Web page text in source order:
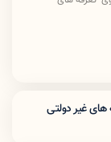
های غیر دولتی